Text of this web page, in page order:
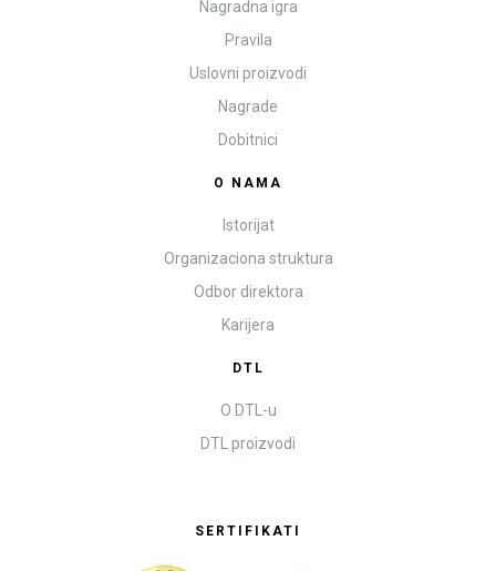
Nagradna igra
Pravila
Uslovni proizvodi
Nagrade
Dobitnici
O NAMA
Istorijat
Organizaciona struktura
Odbor direktora
Karijera
DTL
O DTL-u
DTL proizvodi
SERTIFIKATI